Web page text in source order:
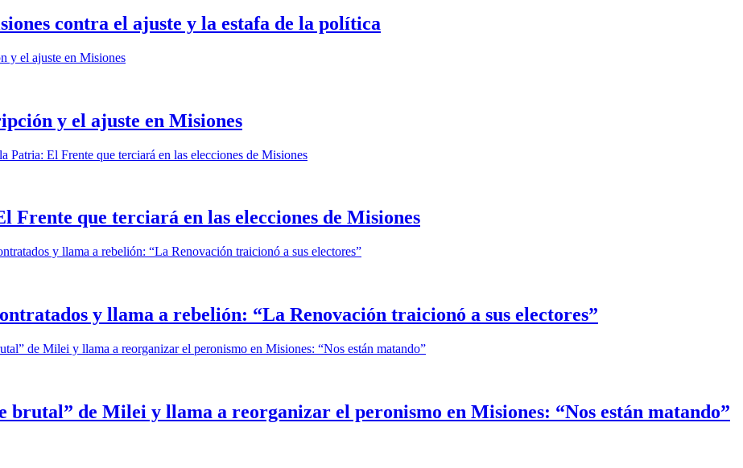
contra el ajuste y la estafa de la política
y el ajuste en Misiones
que terciará en las elecciones de Misiones
y llama a rebelión: “La Renovación traicionó a sus electores”
brutal” de Milei y llama a reorganizar el peronismo en Misiones: “Nos están matando”